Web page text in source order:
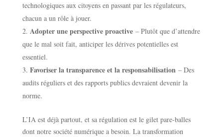
technologiques aux citoyens en passant par les régulateurs,
chacun a un rôle à jouer.
Adopter une perspective proactive– Plutôt que d’attendre
que le mal soit fait, anticiper les dérives potentielles est
essentiel.
Favoriser la transparence et la responsabilisation– Des
audits réguliers et des rapports publics devraient devenir la
norme.
L’IA est déjà partout, et sa régulation est le gilet pare-balles
dont notre société numérique a besoin. La transformation